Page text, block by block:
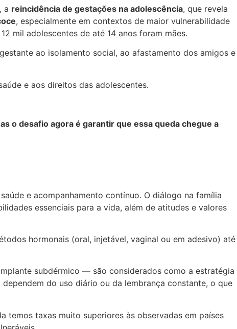
a reincidência de gestações na adolescência, que revela
, especialmente em contextos de maior vulnerabilidade
mil adolescentes de até 14 anos foram mães.
ao isolamento social, ao afastamento dos amigos e
e aos direitos das adolescentes.
o desafio agora é garantir que essa queda chegue a
e acompanhamento contínuo. O diálogo na família
essenciais para a vida, além de atitudes e valores
hormonais (oral, injetável, vaginal ou em adesivo) até
subdérmico — são considerados como a estratégia
do uso diário ou da lembrança constante, o que
temos taxas muito superiores às observadas em países